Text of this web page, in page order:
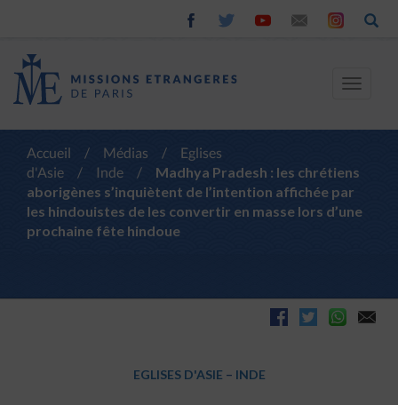
Toggle
Accueil / Médias /
Eglises
d'Asie
/ Inde /
Madhya Pradesh : les chrétiens
aborigènes s’inquiètent de l’intention affichée par
les hindouistes de les convertir en masse lors d’une
prochaine fête hindoue
EGLISES D'ASIE – INDE